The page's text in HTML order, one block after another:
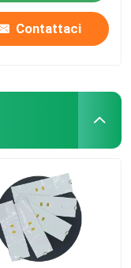
Contattaci